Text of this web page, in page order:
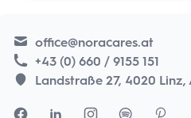
office@noracares.at
+43 (0) 660 / 9155 151
Landstraße 27, 4020 Linz,